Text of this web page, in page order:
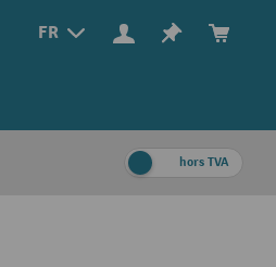
FR
hors TVA